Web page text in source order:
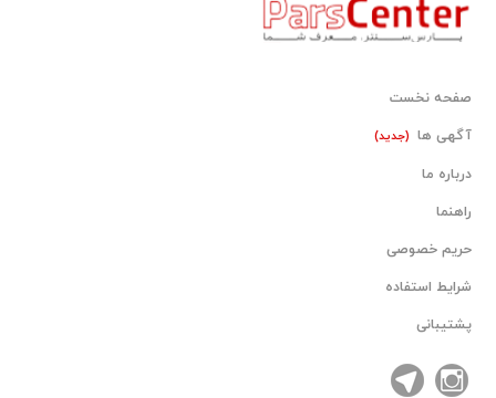
صفحه نخست
آگهی ها (جدید)
درباره ما
راهنما
حریم خصوصی
شرایط استفاده
پشتیبانی